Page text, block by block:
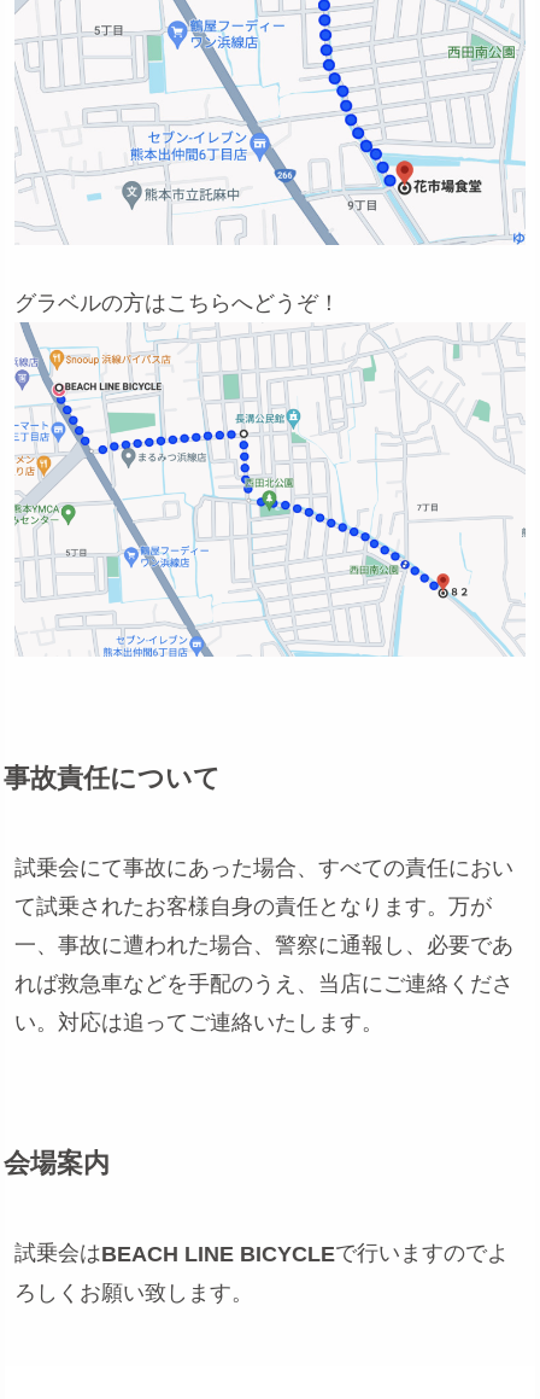
グラベルの方はこちらへどうぞ！
事故責任について
試乗会にて事故にあった場合、すべての責任におい
て試乗されたお客様自身の責任となります。万が
一、事故に遭われた場合、警察に通報し、必要であ
れば救急車などを手配のうえ、当店にご連絡くださ
い。対応は追ってご連絡いたします。
会場案内
試乗会はBEACH LINE BICYCLEで行いますのでよ
ろしくお願い致します。